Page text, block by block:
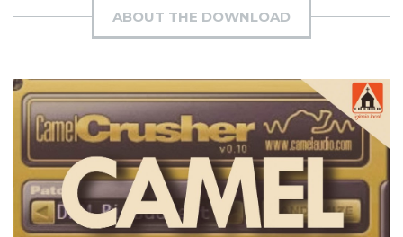
ABOUT THE DOWNLOAD